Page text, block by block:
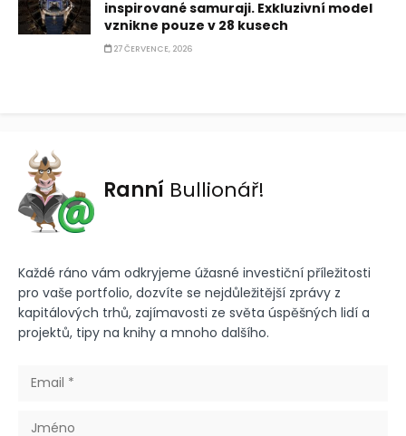
inspirované samuraji. Exkluzivní model
vznikne pouze v 28 kusech
27 ČERVENCE, 2026
Ranní Bullionář!
Každé ráno vám odkryjeme úžasné investiční příležitosti
pro vaše portfolio, dozvíte se nejdůležitější zprávy z
kapitálových trhů, zajímavosti ze světa úspěšných lidí a
projektů, tipy na knihy a mnoho dalšího.